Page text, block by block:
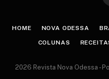
HOME NOVA ODESSA
COLUNAS
2026 Revista Nova Odessa -